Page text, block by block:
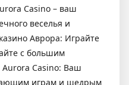
Casino – ваш
веселья и
Аврора: Играйте
с большим
Casino: Ваш
играм и щедрым